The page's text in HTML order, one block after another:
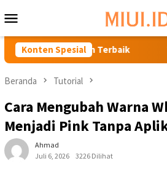
ke
kontenMobile
Konten Spesial
Harga 1 Jutaan Terbaik
Beranda Tutorial
Cara Mengubah Warna
Menjadi Pink Tanpa
Ahmad
Juli 6, 2026
3226 Dilihat